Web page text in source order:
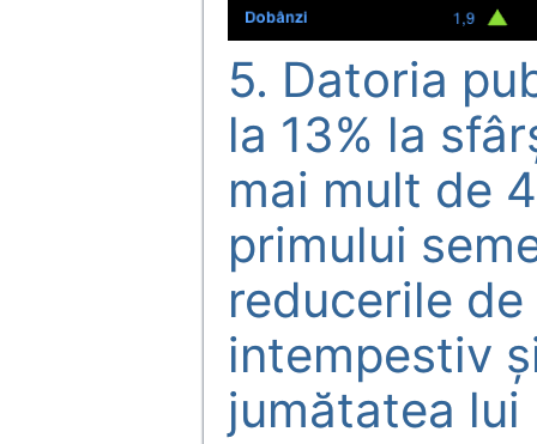
5. Datoria
la 13% la
mai mult de
primului
reducerile
intempestiv
jumătatea lui